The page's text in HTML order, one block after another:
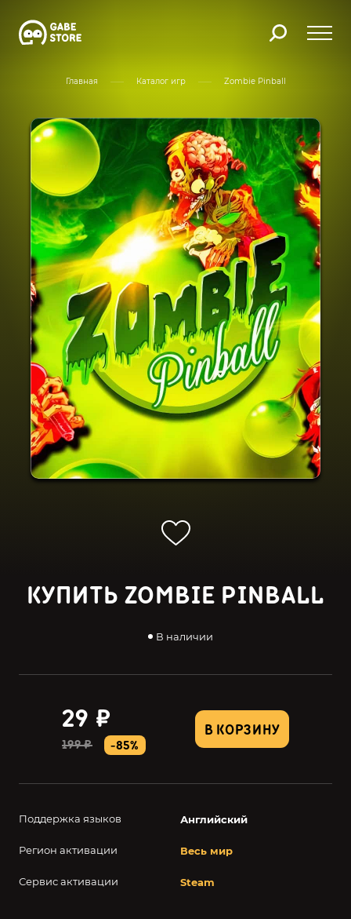
Главная Каталог игр Zombie Pinball
КУПИТЬ ZOMBIE PINBALL
В наличии
В КОРЗИНУ
29 ₽
199 ₽ -85%
Поддержка языков Английский
Регион активации Весь мир
Сервис активации Steam